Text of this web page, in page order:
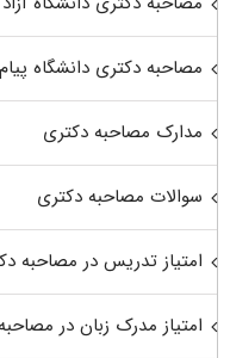
مصاحبه دکتری دانشگاه
مدارک مصاحبه دکتری
سوالات مصاحبه دکتری
امتیاز تدریس در مصاحبه
امتیاز مدرک زبان در